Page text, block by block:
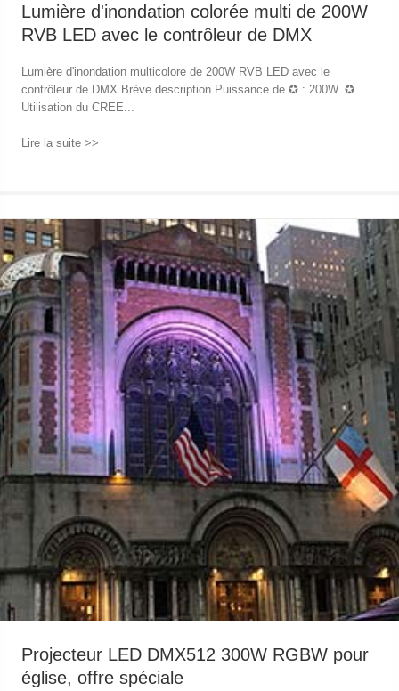
Lumière d'inondation colorée multi de 200W
RVB LED avec le contrôleur de DMX
Lumière d'inondation multicolore de 200W RVB LED avec le
contrôleur de DMX Brève description Puissance de ✪ : 200W. ✪
Utilisation du CREE...
Lire la suite >>
Projecteur LED DMX512 300W RGBW pour
église, offre spéciale